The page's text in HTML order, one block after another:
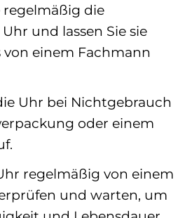
regelmäßig die
und lassen Sie sie
von einem Fachmann
Uhr bei Nichtgebrauch
oder einem
regelmäßig von einem
und warten, um